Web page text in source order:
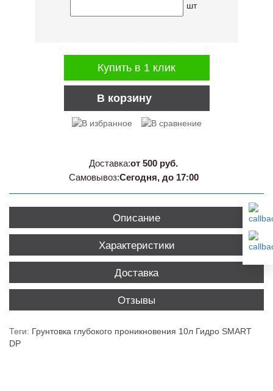
шт
В корзину
Купить в 1 клик
Доставка:от 500 руб.
Самовывоз:Сегодня, до 17:00
Описание
Характеристики
Доставка
Отзывы
Теги: Грунтовка глубокого проникновения 10л Гидро SMART
DP